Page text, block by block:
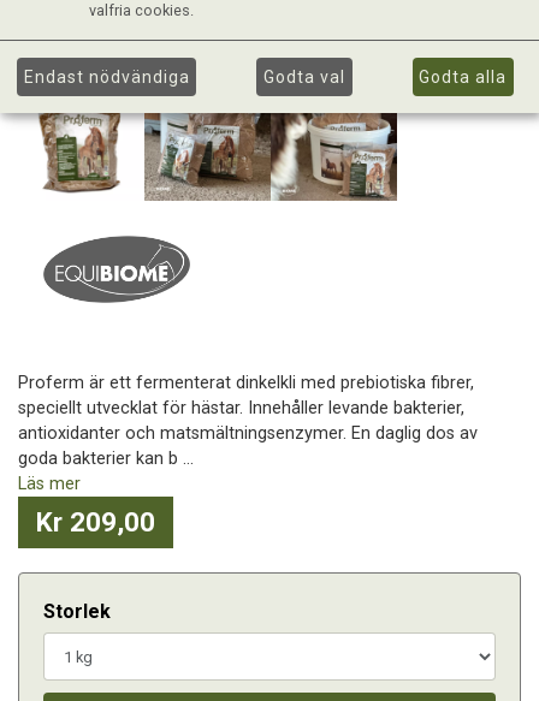
Proferm är ett fermenterat dinkelkli med prebiotiska fibrer,
speciellt utvecklat för hästar. Innehåller levande bakterier,
antioxidanter och matsmältningsenzymer. En daglig dos av
goda bakterier kan b ...
Läs mer
Kr 209,00
Storlek
valfria cookies.
Endast nödvändiga Godta val Godta alla